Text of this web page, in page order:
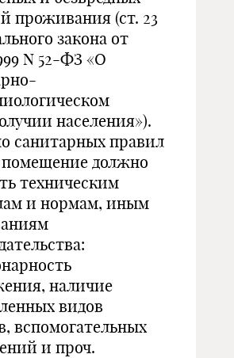
проживания (ст. 23
закона от
N 52-ФЗ «О
населения»).
санитарных правил
должно
техническим
и нормам, иным
наличие
видов
вспомогательных
и проч.